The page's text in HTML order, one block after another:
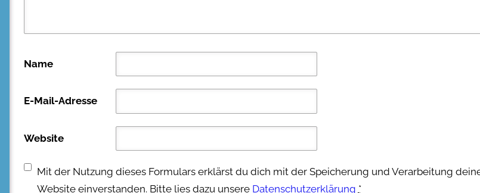
Name
E-Mail-Adresse
Website
Mit der Nutzung dieses Formulars erklärst du dich mit der Speicherung und Verarbeitung
Website einverstanden. Bitte lies dazu unsere Datenschutzerklärung *